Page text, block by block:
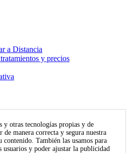
a Distancia
y precios
y otras tecnologías propias y de
de manera correcta y segura nuestra
contenido. También las usamos para
usuarios y poder ajustar la publicidad